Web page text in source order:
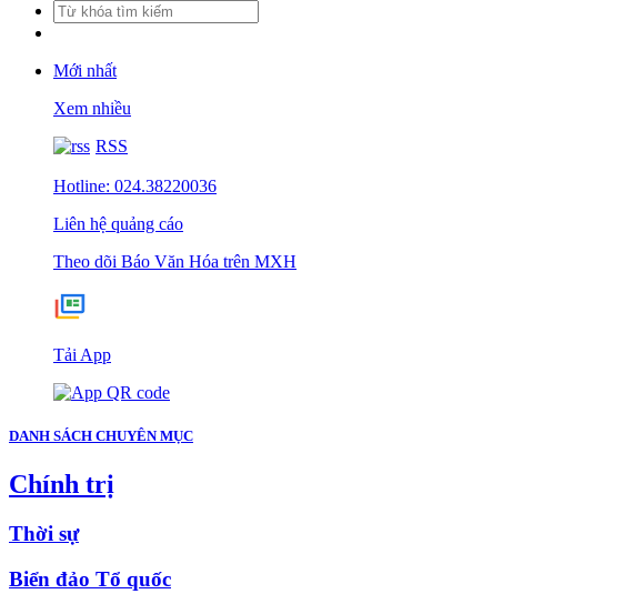
Mới nhất
Xem nhiều
RSS
Hotline: 024.38220036
Liên hệ quảng cáo
Theo dõi Báo Văn Hóa trên MXH
Tải App
DANH SÁCH CHUYÊN MỤC
Chính trị
Thời sự
Biển đảo Tổ quốc